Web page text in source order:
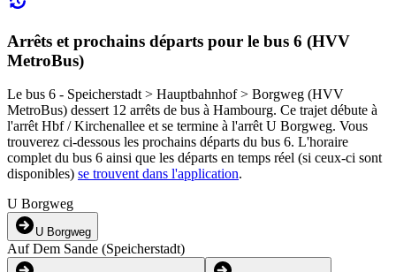
Arrêts et prochains départs pour le bus 6 (HVV
MetroBus)
Le bus 6 - Speicherstadt > Hauptbahnhof > Borgweg (HVV
MetroBus) dessert 12 arrêts de bus à Hambourg. Ce trajet débute à
l'arrêt Hbf / Kirchenallee et se termine à l'arrêt U Borgweg. Vous
trouverez ci-dessous les prochains départs du bus 6. L'horaire
complet du bus 6 ainsi que les départs en temps réel (si ceux-ci sont
disponibles) se trouvent dans l'application.
U Borgweg
U Borgweg
Auf Dem Sande (Speicherstadt)